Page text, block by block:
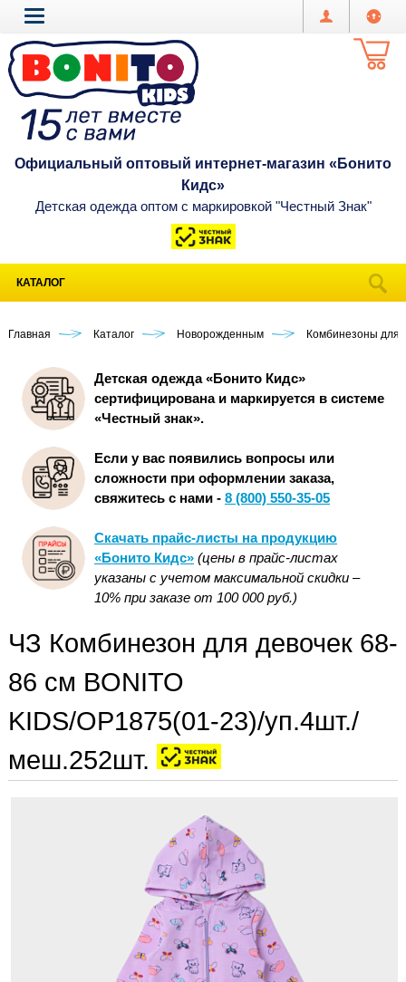
Официальный оптовый интернет-магазин «Бонито
Кидс»
Детская одежда оптом с маркировкой "Честный Знак"
КАТАЛОГ
Главная Каталог Новорожденным Комбинезоны для
Детская одежда «Бонито Кидс»
сертифицирована и маркируется в системе
«Честный знак».
Если у вас появились вопросы или
сложности при оформлении заказа,
свяжитесь с нами - 8 (800) 550-35-05
Скачать прайс-листы на продукцию
«Бонито Кидс» (цены в прайс-листах
указаны с учетом максимальной скидки –
10% при заказе от 100 000 руб.)
ЧЗ Комбинезон для девочек 68-
86 см BONITO
KIDS/OP1875(01-23)/уп.4шт./
меш.252шт.